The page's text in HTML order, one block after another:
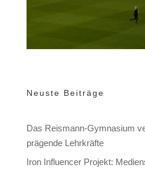
Neuste Beiträge
Das Reismann-Gymnasium
prägende Lehrkräfte
Iron Influencer Projekt: